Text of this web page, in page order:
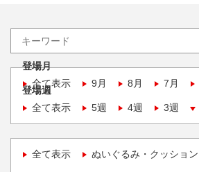
登場月
全て表示
9月 8月 7月
登場週
全て表示
5週 4週 3週
全て表示 ぬいぐるみ・クッション